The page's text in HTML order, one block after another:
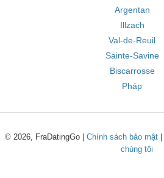
Argentan
Illzach
Val-de-Reuil
Sainte-Savine
Biscarrosse
Pháp
© 2026, FraDatingGo | Chính sách bảo mật
chúng tôi